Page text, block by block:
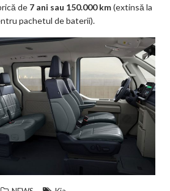
de 7 ani sau 150.000 km(extinsă la
pachetul de baterii).